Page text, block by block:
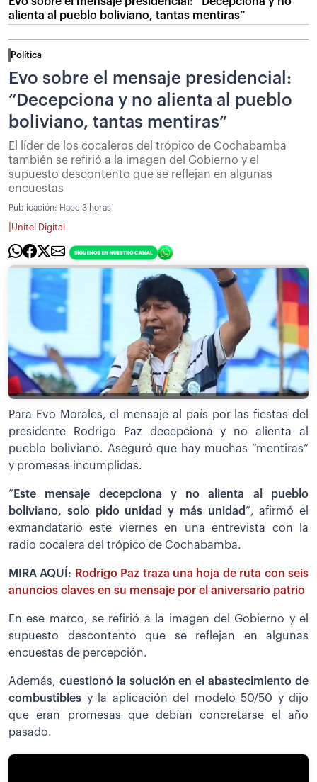
alienta al pueblo boliviano, tantas mentiras”
Política
Evo sobre el mensaje presidencial:
“Decepciona y no alienta al pueblo
boliviano, tantas mentiras”
El líder de los cocaleros del trópico de Cochabamba
también se refirió a la imagen del Gobierno y el
supuesto descontento que se reflejan en algunas
encuestas
Publicación: Hace 3 horas
Unitel Digital
Para Evo Morales, el mensaje al país por las fiestas del
presidente Rodrigo Paz decepciona y no alienta al
pueblo boliviano. Aseguró que hay muchas “mentiras”
y promesas incumplidas.
” Este mensaje decepciona y no alienta al pueblo
boliviano, solo pido unidad y más unidad ”, afirmó el
exmandatario este viernes en una entrevista con la
radio cocalera del trópico de Cochabamba.
MIRA AQUÍ: Rodrigo Paz traza una hoja de ruta con seis
anuncios claves en su mensaje por el aniversario patrio
En ese marco, se refirió a la imagen del Gobierno y el
supuesto descontento que se reflejan en algunas
encuestas de percepción.
Además, cuestionó la solución en el abastecimiento de
combustibles y la aplicación del modelo 50/50 y dijo
que eran promesas que debían concretarse el año
pasado.